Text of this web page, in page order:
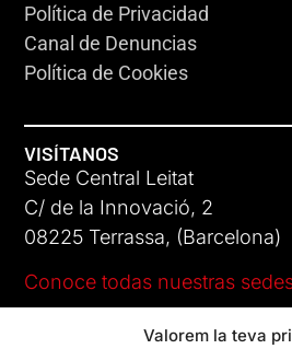
Valorem la teva
Política de Privacidad
Canal de Denuncias
Política de Cookies
VISÍTANOS
Sede Central Leitat
C/ de la Innovació, 2
08225 Terrassa, (Barcelona)
Conoce todas nuestras